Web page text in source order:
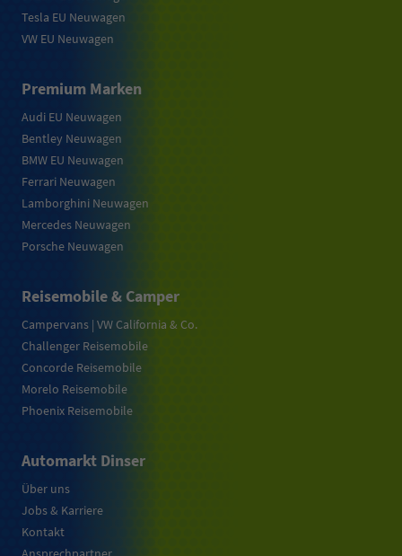
Tesla EU Neuwagen
VW EU Neuwagen
Premium Marken
Audi EU Neuwagen
Bentley Neuwagen
BMW EU Neuwagen
Ferrari Neuwagen
Lamborghini Neuwagen
Mercedes Neuwagen
Porsche Neuwagen
Reisemobile & Camper
Campervans | VW California & Co.
Challenger Reisemobile
Concorde Reisemobile
Morelo Reisemobile
Phoenix Reisemobile
Automarkt Dinser
Über uns
Jobs & Karriere
Kontakt